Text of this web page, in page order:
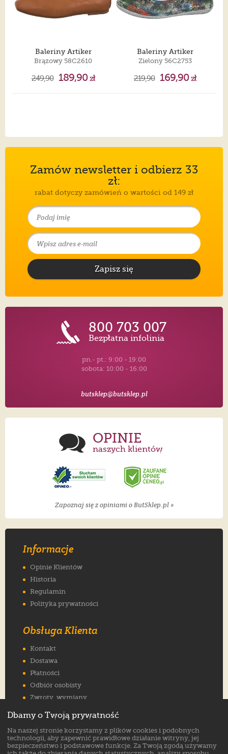
Baleriny Artiker
Brązowy 58C2610
249,90 189,90zł
Baleriny Artiker
Zielony 56C2753
219,90 169,90zł
Zamów newsletter i odbierz 33
zł:
rabat dotyczy zamówień o wartości od 149 zł
Zapisz się
800 703 007
Bezpłatna infolinia
pn.- pt.: 9:00 - 19:00
sobota: 10:00 - 16:00
butsklep@butsklep.pl
OPINIE
naszych klientów
Zapoznaj się z opiniami o ButSklep.pl »
Informacje
Opinie Klientów
Historia
Regulamin
Polityka prywatności
Obsługa Klienta
Kontakt
Dostawa
Płatności
Odbiór osobisty
Zwroty, wymiany
Jak wybrać rozmiar
FAQ
Dbamy o Twoją prywatność
Na naszej stronie korzystamy z plików cookies i podobnych
technologii, aby zapewnić prawidłowe działanie witryny, jej
bezpieczeństwo i podstawowe funkcje. Za Twoją zgodą używamy